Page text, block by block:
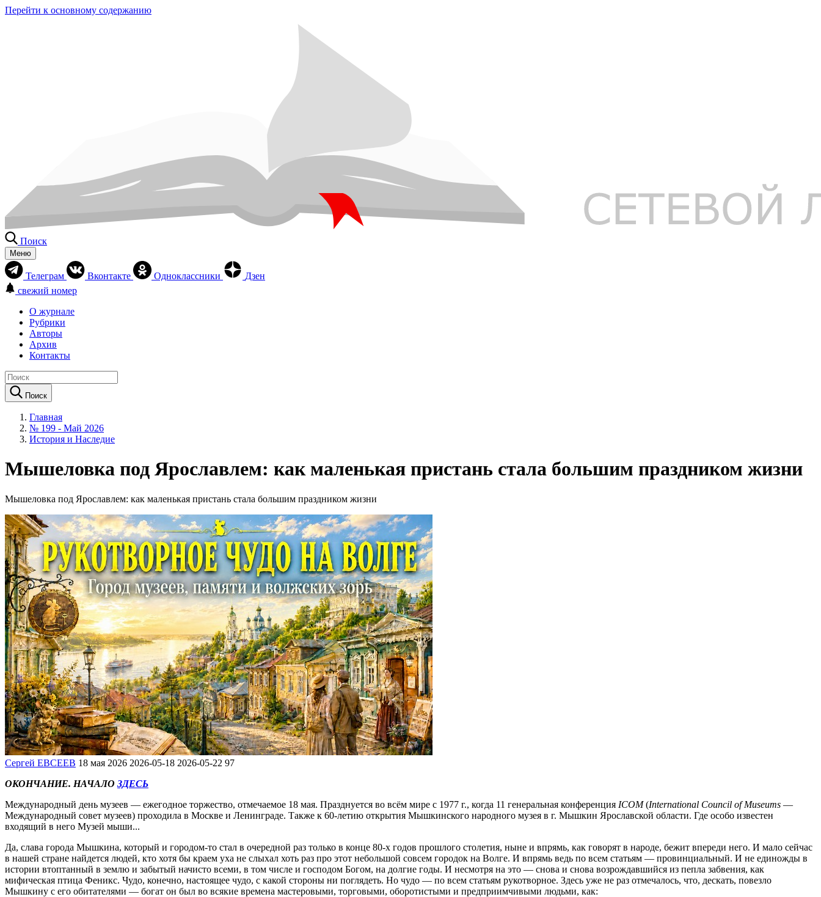
Перейти к основному содержанию
Поиск
Меню
Телеграм Вконтакте Одноклассники
Дзен
свежий номер
О журнале
Рубрики
Авторы
Архив
Контакты
Поиск
Главная
№ 199 - Май 2026
История и Наследие
Мышеловка под Ярославлем: как маленькая пристань стала большим праздником жизни
Мышеловка под Ярославлем: как маленькая пристань стала большим праздником жизни
Сергей ЕВСЕЕВ 18 мая 2026 2026-05-18 2026-05-22 97
ОКОНЧАНИЕ. НАЧАЛО ЗДЕСЬ
Международный день музеев — ежегодное торжество, отмечаемое 18 мая. Празднуется во всём мире с 1977 г., когда 11 генеральная конференция ICOM(International Council of Museums —
Международный совет музеев) проходила в Москве и Ленинграде. Также к 60-летию открытия Мышкинского народного музея в г. Мышкин Ярославской области. Где особо известен
входящий в него Музей мыши...
Да, слава города Мышкина, который и городом-то стал в очередной раз только в конце 80-х годов прошлого столетия, ныне и впрямь, как говорят в народе, бежит впереди него. И мало сейчас
в нашей стране найдется людей, кто хотя бы краем уха не слыхал хоть раз про этот небольшой совсем городок на Волге. И впрямь ведь по всем статьям — провинциальный. И не единожды в
истории втоптанный в землю и забытый начисто всеми, в том числе и господом Богом, на долгие годы. И несмотря на это — снова и снова возрождавшийся из пепла забвения, как
мифическая птица Феникс. Чудо, конечно, настоящее чудо, с какой стороны ни поглядеть. Но чудо — по всем статьям рукотворное. Здесь уже не раз отмечалось, что, дескать, повезло
Мышкину с его обитателями — богат он был во всякие времена мастеровыми, торговыми, оборотистыми и предприимчивыми людьми, как: